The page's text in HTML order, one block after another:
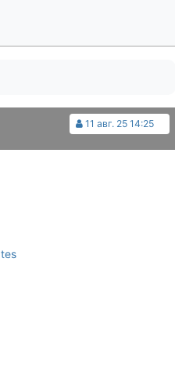
11 авг. 25 14:25